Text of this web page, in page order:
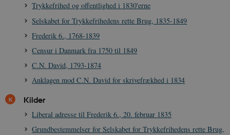
Trykkefrihed og offentlighed i 1830'erne
Selskabet for Trykkefrihedens rette Brug, 1835-1849
Frederik 6., 1768-1839
Censur i Danmark fra 1750 til 1849
C.N. David, 1793-1874
Anklagen mod C.N. David for skrivefrækhed i 1834
Kilder
Liberal adresse til Frederik 6., 20. februar 1835
Grundbestemmelser for Selskabet for Trykkefrihedens rette Brug,
Navn
Udbyder / Domæne
be_typo_user
TYPO3 Association
.danmarkshistorien.dk